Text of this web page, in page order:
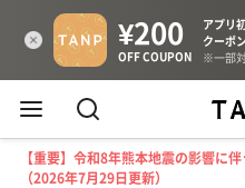
【重要】令和8年熊本地震の影響に
（2026年7月29日更新）